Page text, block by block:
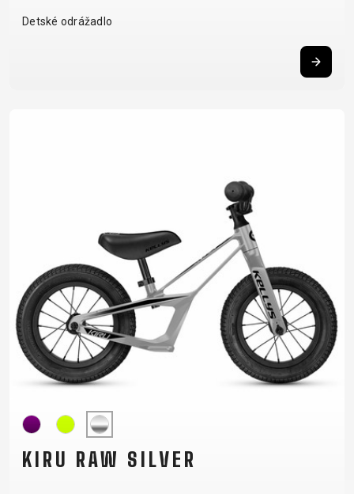
Detské odrážadlo
KIRU RAW SILVER